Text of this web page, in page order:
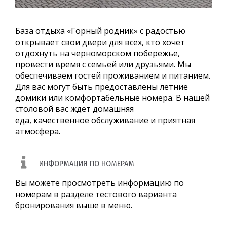
База отдыха «Горный родник» с радостью
открывает свои двери для всех, кто хочет
отдохнуть на черноморском побережье,
провести время с семьей или друзьями. Мы
обеспечиваем гостей проживанием и питанием.
Для вас могут быть предоставлены летние
домики или комфортабельные номера. В нашей
столовой вас ждет домашняя
еда, качественное обслуживание и приятная
атмосфера.
ИНФОРМАЦИЯ ПО НОМЕРАМ
Вы можете просмотреть информацию по
номерам в разделе тестового варианта
бронирования выше в меню.